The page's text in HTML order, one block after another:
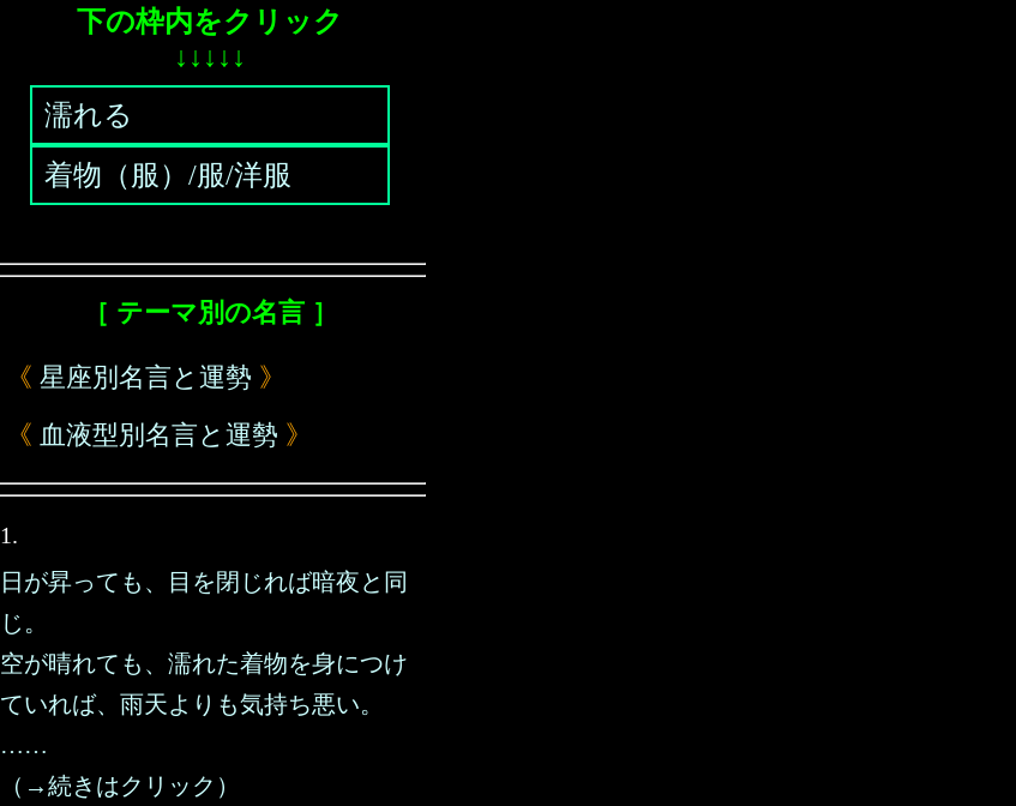
下の枠内をクリック
↓↓↓↓↓
濡れる
着物（服）/服/洋服
［ テーマ別の名言 ］
《 星座別名言と運勢 》
《 血液型別名言と運勢 》
1.
日が昇っても、目を閉じれば暗夜と同
じ。
空が晴れても、濡れた着物を身につけ
ていれば、雨天よりも気持ち悪い。
……
（→続きはクリック）